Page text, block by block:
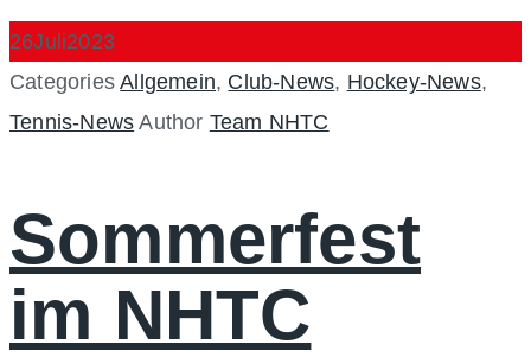
26Juli2023
CategoriesAllgemein, Club-News, Hockey-News,
Tennis-News Author Team NHTC
Sommerfest
im NHTC